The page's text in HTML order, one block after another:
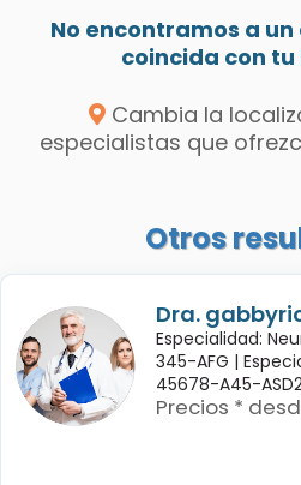
No encontramos a
coincida con
Cambia la
especialistas que
Otros
Dra.
Especialidad:
345-AFG |
45678-A45-
Precios *